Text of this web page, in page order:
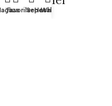
FavorilerSepetHesabım
Whatsapp